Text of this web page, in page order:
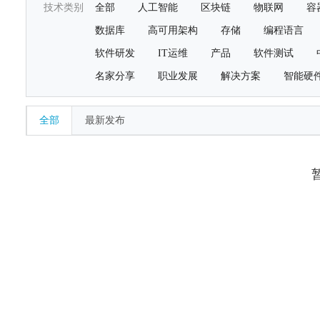
技术类别 全部 人工智能 区块链 物联网 容
数据库 高可用架构 存储 编程语言
软件研发 IT运维 产品 软件测试
名家分享 职业发展 解决方案 智能硬
全部 最新发布